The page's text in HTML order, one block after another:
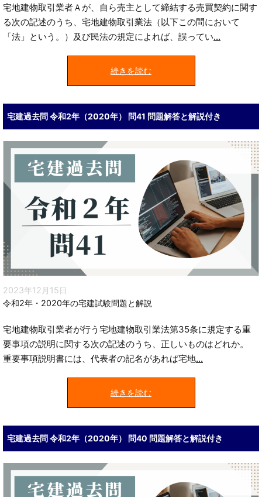
宅地建物取引業者Ａが、自ら売主として締結する売買契約に関す
る次の記述のうち、宅地建物取引業法（以下この問において
「法」という。）及び民法の規定によれば、誤ってい...
続きを読む
宅建過去問 令和2年（2020年） 問41 問題解答と解説付き
2023年12月15日
令和2年・2020年の宅建試験問題と解説
宅地建物取引業者が行う宅地建物取引業法第35条に規定する重
要事項の説明に関する次の記述のうち、正しいものはどれか。
重要事項説明書には、代表者の記名があれば宅地...
続きを読む
宅建過去問 令和2年（2020年） 問40 問題解答と解説付き